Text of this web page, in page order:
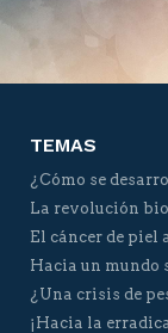
TEMAS
¿Cómo se
La revolución
El cáncer de piel
Hacia un mundo
¿Una crisis de
¡Hacia la